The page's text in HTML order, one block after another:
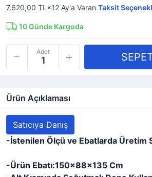
7.620,00 TL×12 Ay'a Varan Taksit
10Günde Kargoda
Adet
Ürün Açıklaması
Satıcıya Danış
-İstenilen Ölçü ve Ebatlarda Üretim
-Ürün Ebatı:150x88x135 Cm